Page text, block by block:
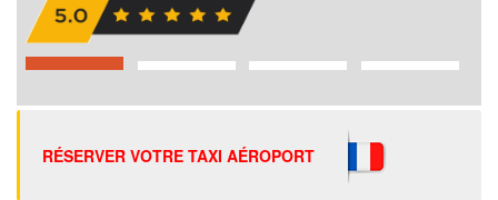
RÉSERVER VOTRE TAXI AÉROPORT